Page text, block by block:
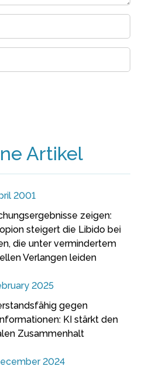
Artikel
2001
zeigen:
steigert die Libido bei
die unter vermindertem
Verlangen leiden
2025
gegen
KI stärkt den
Zusammenhalt
2024